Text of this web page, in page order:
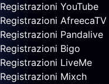
Registrazioni YouTube
Registrazioni AfreecaTV
Registrazioni Pandalive
Registrazioni Bigo
Registrazioni LiveMe
Registrazioni Mixch